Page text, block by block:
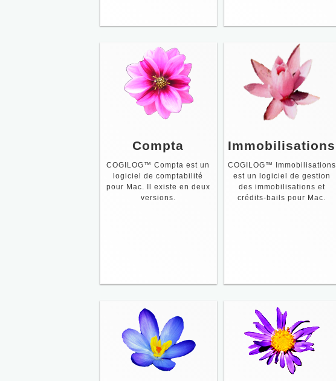
Compta
COGILOG™ Compta est un
logiciel de comptabilité
pour Mac. Il existe en deux
versions.
Immobilisations
COGILOG™ Immobilisations
est un logiciel de gestion
des immobilisations et
crédits-bails pour Mac.